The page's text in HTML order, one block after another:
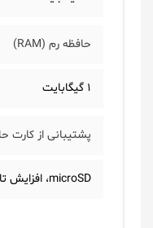
حافظه رم (RAM)
1 گیگابایت
پشتیبانی از کارت
microSD، افزایش تا 32 گیگابایت